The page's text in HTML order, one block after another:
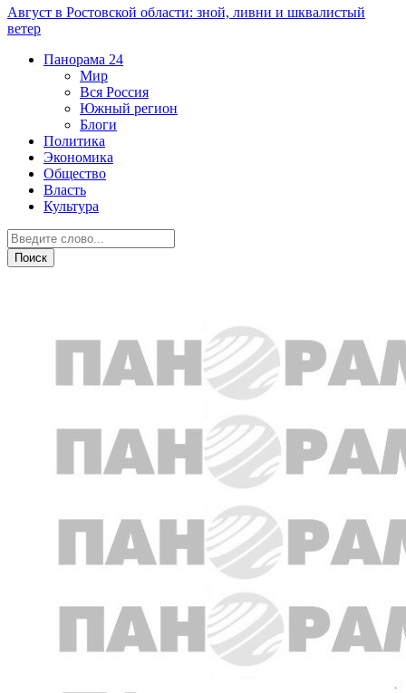
Август в Ростовской области: зной, ливни и шквалистый
ветер
Панорама 24
Мир
Вся Россия
Южный регион
Блоги
Политика
Экономика
Общество
Власть
Культура